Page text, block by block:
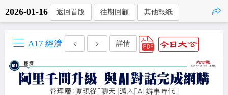
2026-01-16 返回首版 往期回顧 其他報紙
A17 經濟 詳情